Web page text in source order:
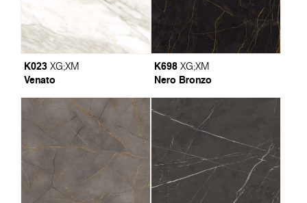
K023 XG;XM
Venato
K698 XG;XM
Nero Bronzo